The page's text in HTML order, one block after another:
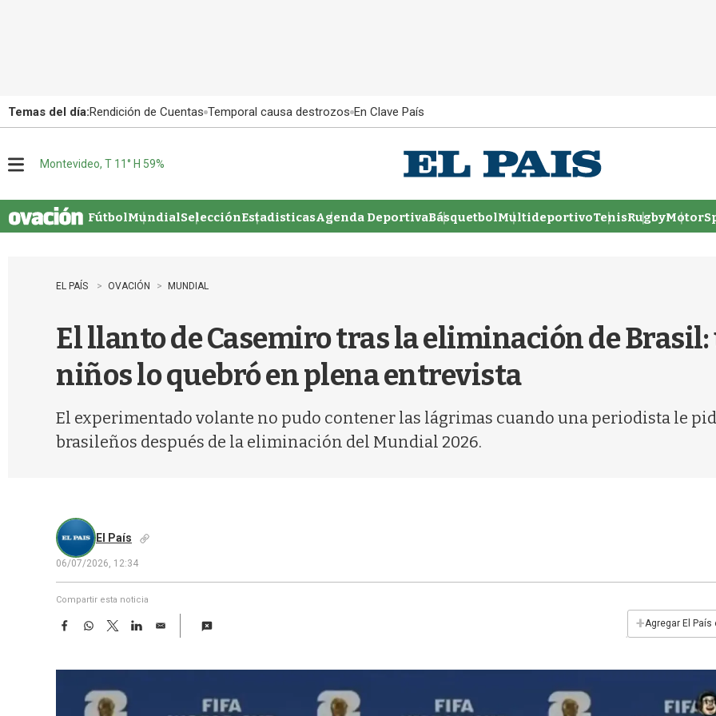
Temas del día:Rendición de Cuentas Temporal causa destrozos En Clave País
u
Montevideo, T 11° H 59%
FútbolMundialSelecciónEstadisticasAgenda DeportivaBásquetbolMultideportivoTenisRugby
EL PAÍS OVACIÓN MUNDIAL
El llanto de Casemiro tras la eliminación de
niños lo quebró en plena entrevista
El experimentado volante no pudo contener las lágrimas cuando una periodista le
brasileños después de la eliminación del Mundial 2026.
El País
06/07/2026, 12:34
Compartir esta noticia
F
e
W
t
A
T
w
t
e
L
k
E
i
+Agregar El País